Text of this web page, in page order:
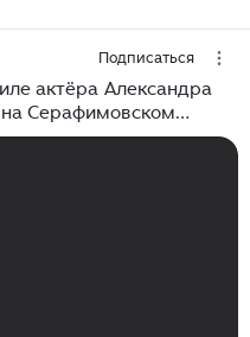
Подписаться
актёра Александра
Серафимовском